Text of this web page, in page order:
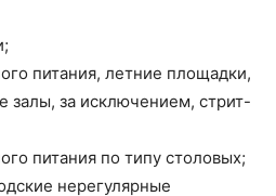
питания, летние площадки,
залы, за исключением, стрит-
питания по типу столовых;
нерегулярные